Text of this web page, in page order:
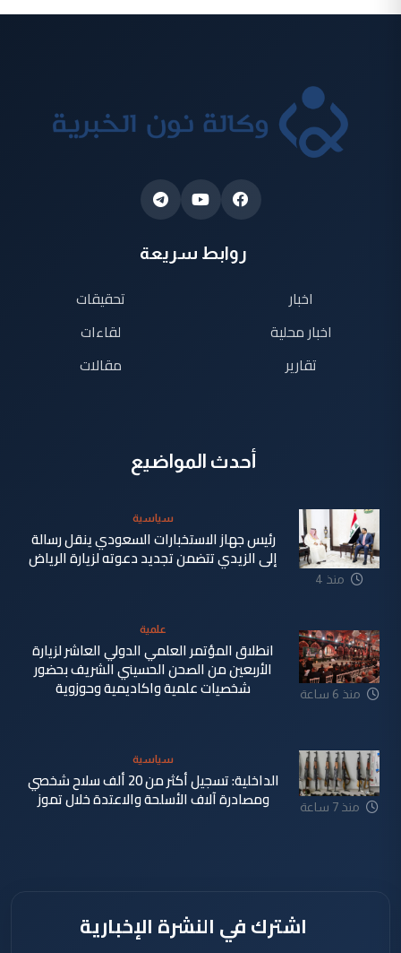
روابط سريعة
اخبار
اخبار محلية
تقارير
تحقيقات
لقاءات
مقالات
أحدث المواضيع
منذ 4
سياسية
رئيس جهاز الاستخبارات السعودي ينقل رسالة
إلى الزيدي تتضمن تجديد دعوته لزيارة الرياض
منذ 6 ساعة
علمية
انطلاق المؤتمر العلمي الدولي العاشر لزيارة
الأربعين من الصحن الحسيني الشريف بحضور
شخصيات علمية واكاديمية وحوزوية
منذ 7 ساعة
سياسية
الداخلية: تسجيل أكثر من 20 ألف سلاح شخصي
ومصادرة آلاف الأسلحة والاعتدة خلال تموز
اشترك في النشرة الإخبارية